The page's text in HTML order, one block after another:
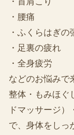
・腰痛
・ふくらはぎの
・足裏の疲れ
・全身疲労
などのお悩みで
整体・もみほぐ
ドマッサージ
で、身体をしっ